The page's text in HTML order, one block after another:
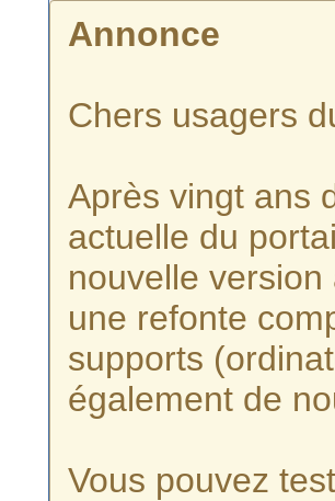
Annonce
Chers usagers
Après vingt ans
actuelle du
nouvelle version
une refonte
supports
également de
Vous pouvez